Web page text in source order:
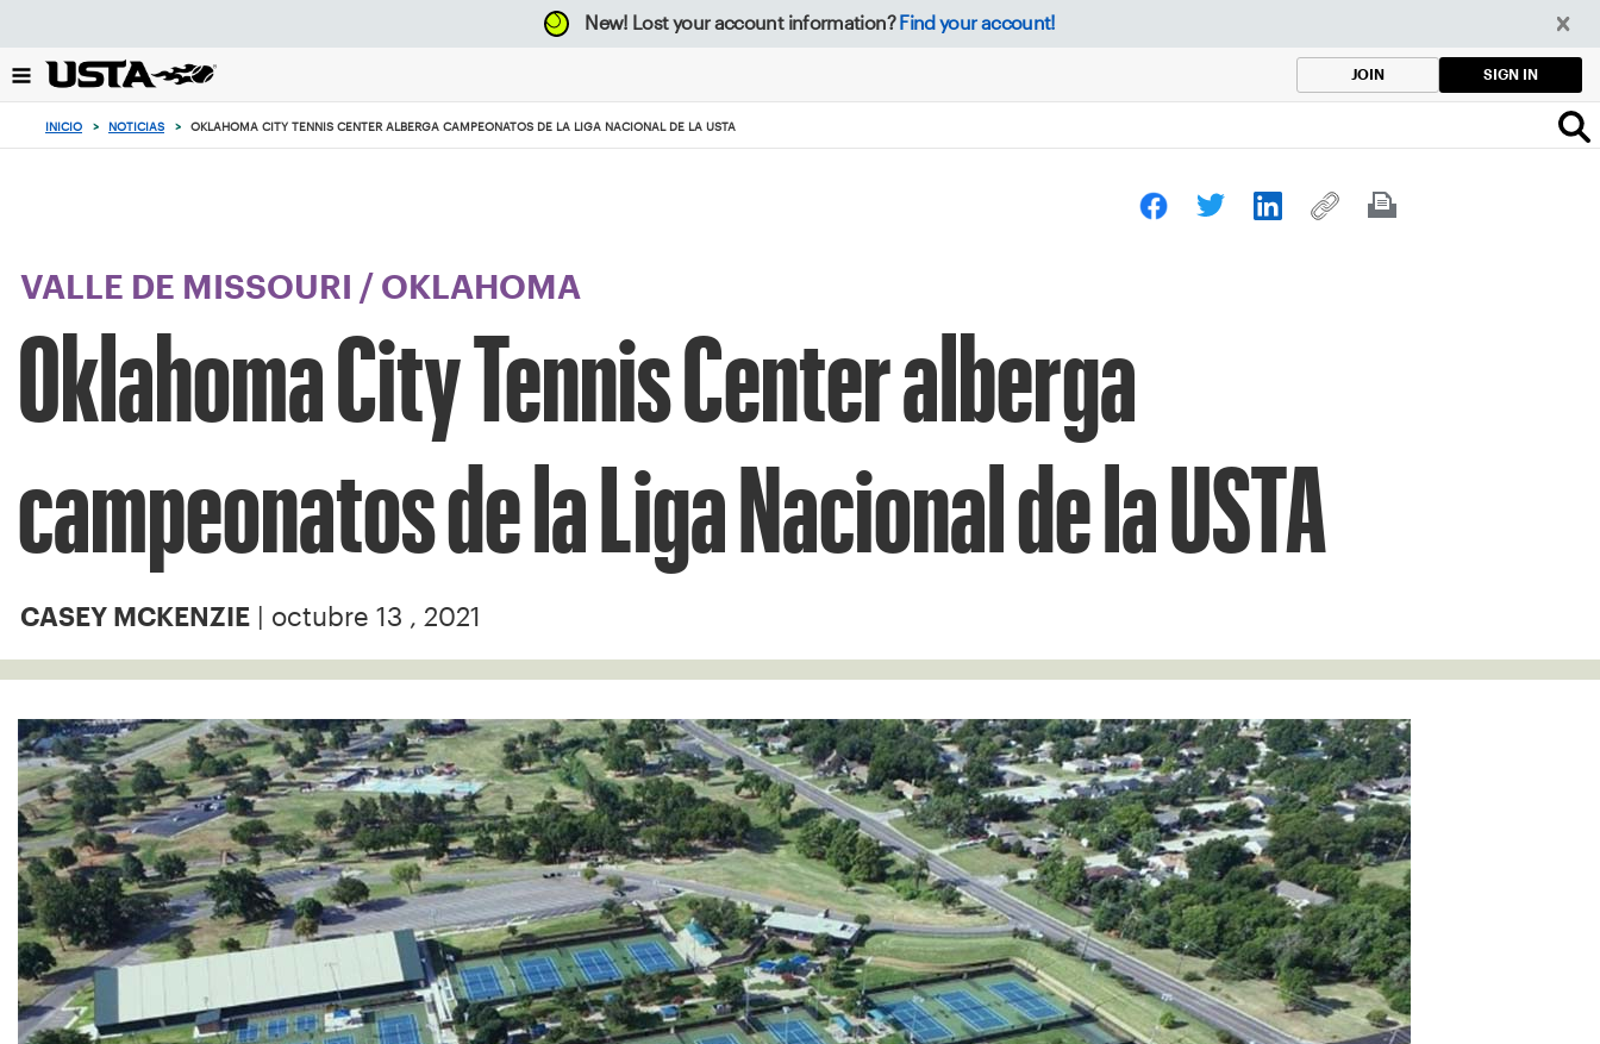
el
botón
New! Lost your account information? Find your account!
JOIN SIGN IN
INICIO > NOTICIAS > OKLAHOMA CITY TENNIS CENTER ALBERGA CAMPEONATOS DE LA LIGA NACIONAL DE LA USTA
VALLE DE MISSOURI / OKLAHOMA
Oklahoma City Tennis Center alberga
campeonatos de la Liga Nacional de la USTA
CASEY MCKENZIE | octubre 13 , 2021